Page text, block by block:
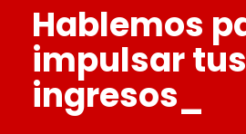
Hablemos
impulsar tus
ingresos_